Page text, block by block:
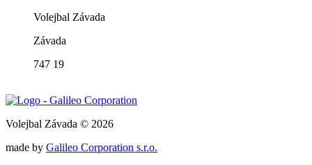
Volejbal Závada
Závada
747 19
Volejbal Závada © 2026
made by Galileo Corporation s.r.o.